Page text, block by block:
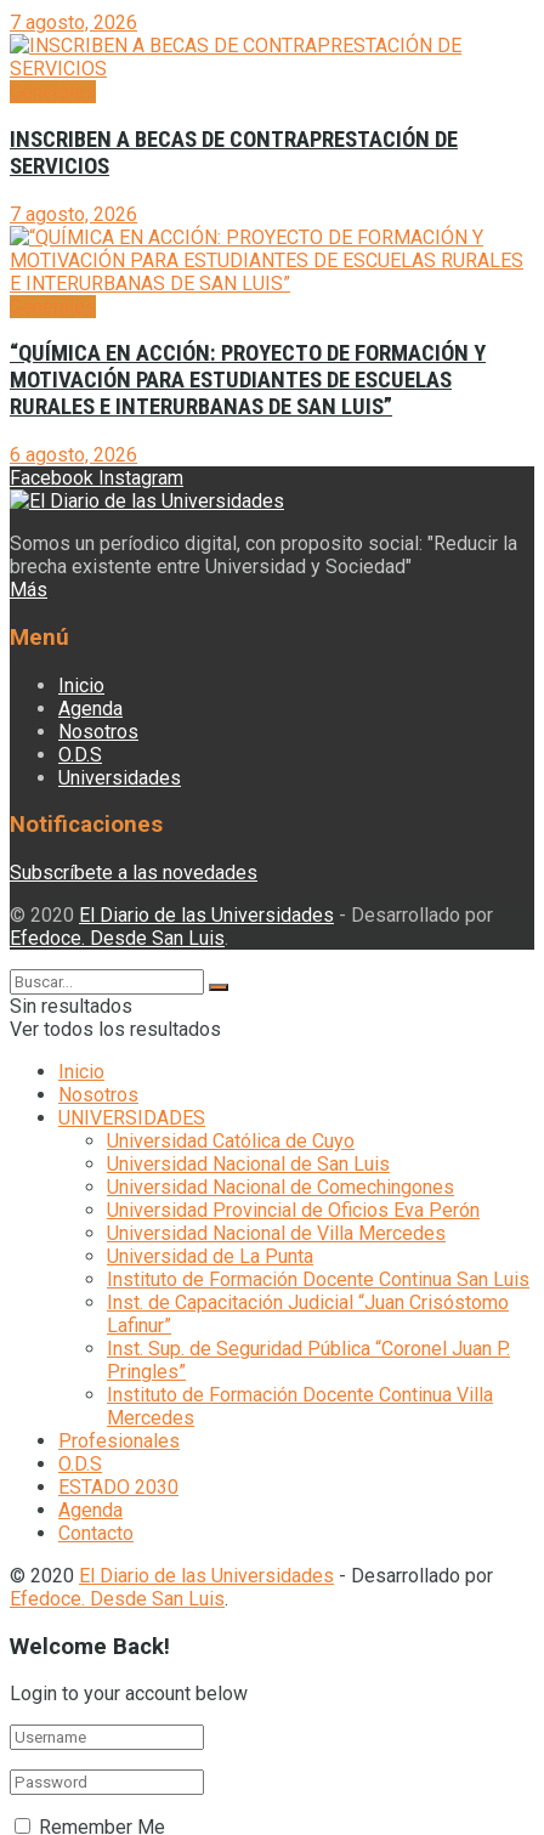
7 agosto, 2026
INSCRIBEN A BECAS DE CONTRAPRESTACIÓN DE
SERVICIOS
7 agosto, 2026
“QUÍMICA EN ACCIÓN: PROYECTO DE FORMACIÓN Y
MOTIVACIÓN PARA ESTUDIANTES DE ESCUELAS
RURALES E INTERURBANAS DE SAN LUIS”
6 agosto, 2026
Facebook Instagram
Somos un períodico digital, con proposito social: "Reducir la
brecha existente entre Universidad y Sociedad"
Más
Menú
Inicio
Agenda
Nosotros
O.D.S
Universidades
Notificaciones
Subscríbete a las novedades
© 2020 El Diario de las Universidades - Desarrollado por
Efedoce. Desde San Luis.
Sin resultados
Ver todos los resultados
Inicio
Nosotros
UNIVERSIDADES
Universidad Católica de Cuyo
Universidad Nacional de San Luis
Universidad Nacional de Comechingones
Universidad Provincial de Oficios Eva Perón
Universidad Nacional de Villa Mercedes
Universidad de La Punta
Instituto de Formación Docente Continua San Luis
Inst. de Capacitación Judicial “Juan Crisóstomo
Lafinur”
Inst. Sup. de Seguridad Pública “Coronel Juan P.
Pringles”
Instituto de Formación Docente Continua Villa
Mercedes
Profesionales
O.D.S
ESTADO 2030
Agenda
Contacto
© 2020 El Diario de las Universidades - Desarrollado por
Efedoce. Desde San Luis.
Welcome Back!
Login to your account below
Remember Me